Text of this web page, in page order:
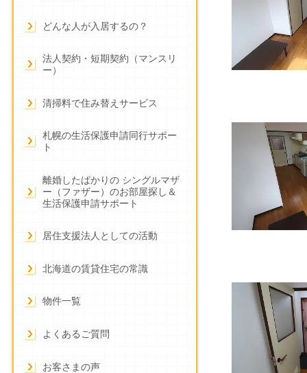
どんな人が入居するの？
法人契約・短期契約（マンスリ
ー）
清掃料で住み替えサービス
札幌の生活保護申請同行サポー
ト
離婚したばかりの シングルマザ
ー（ファザー）のお部屋探し＆
生活保護申請サポート
居住支援法人としての活動
北海道の賃貸住宅の常識
物件一覧
よくあるご質問
お客さまの声